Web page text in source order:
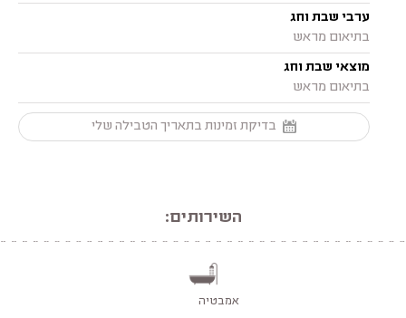
ערבי שבת וחג
בתיאום מראש
מוצאי שבת וחג
בתיאום מראש
בדיקת זמינות בתאריך הטבילה שלי
השירותים:
אמבטיה